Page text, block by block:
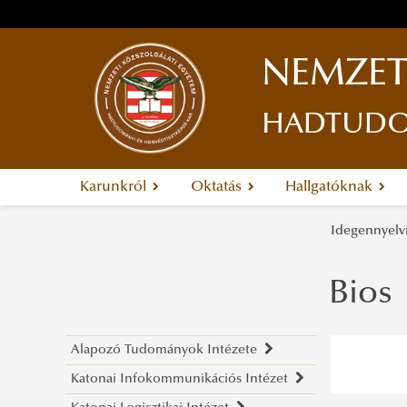
Karunkról Oktatás Hallgatóknak
Alapozó Tudományok Intézete
Hadtörténelem Tanszék
Katonai Infokommunikációs Intézet
Bios